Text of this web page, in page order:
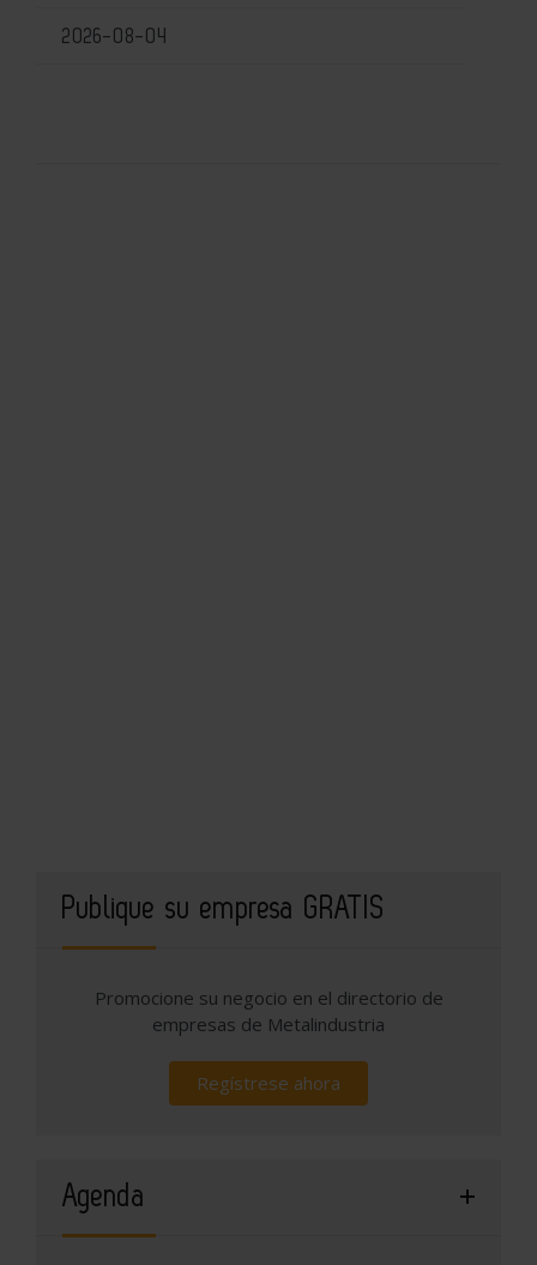
2026-08-04
Publique su empresa GRATIS
Promocione su negocio en el directorio de
empresas de Metalindustria
Regístrese ahora
Agenda